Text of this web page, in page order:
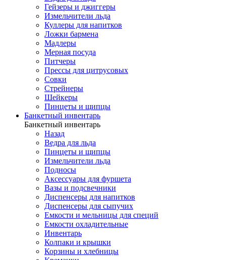
Гейзеры и джиггеры
Измельчители льда
Куллеры для напитков
Ложки бармена
Мадлеры
Мерная посуда
Питчеры
Прессы для цитрусовых
Совки
Стрейнеры
Шейкеры
Пинцеты и щипцы
Банкетный инвентарь
Банкетный инвентарь
Назад
Ведра для льда
Пинцеты и щипцы
Измельчители льда
Подносы
Аксессуары для фуршета
Вазы и подсвечники
Диспенсеры для напитков
Диспенсеры для сыпучих
Емкости и мельницы для специй
Емкости охладительные
Инвентарь
Колпаки и крышки
Корзины и хлебницы